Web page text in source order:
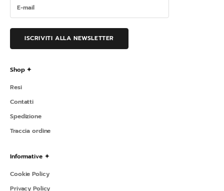
ISCRIVITI ALLA NEWSLETTER
Shop ✦
Resi
Contatti
Spedizione
Traccia ordine
Informative ✦
Cookie Policy
Privacy Policy